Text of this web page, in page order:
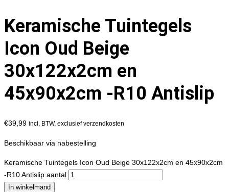
Keramische Tuintegels
Icon Oud Beige
30x122x2cm en
45x90x2cm -R10 Antislip
€39,99 incl. BTW, exclusief verzendkosten
Beschikbaar via nabestelling
Keramische Tuintegels Icon Oud Beige 30x122x2cm en 45x90x2cm
-R10 Antislip aantal
In winkelmand